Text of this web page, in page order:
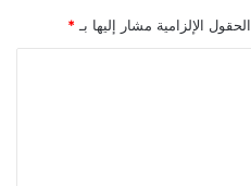
الحقول الإلزامية مشار إليها بـ *